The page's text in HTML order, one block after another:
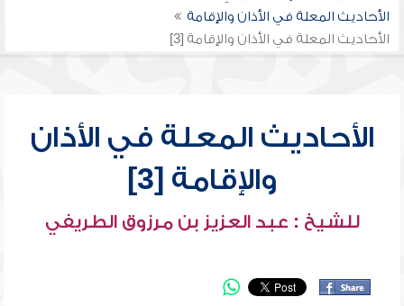
الأحاديث المعلة في الأذان والإقامة
الأحاديث المعلة في الأذان والإقامة [3]
الأحاديث المعلة في الأذان
والإقامة [3]
للشيخ : عبد العزيز بن مرزوق الطريفي